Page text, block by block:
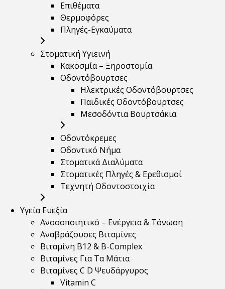
Επιθέματα
Θερμοφόρες
Πληγές-Εγκαύματα
Στοματική Υγιεινή
Κακοσμία – Ξηροστομία
Οδοντόβουρτσες
Ηλεκτρικές Οδοντόβουρτσες
Παιδικές Οδοντόβουρτσες
Μεσοδόντια Βουρτσάκια
Οδοντόκρεμες
Οδοντικό Νήμα
Στοματικά Διαλύματα
Στοματικές Πληγές & Ερεθισμοί
Τεχνητή Οδοντοστοιχία
Υγεία Ευεξία
Ανοσοποιητικό – Ενέργεια & Τόνωση
Αναβράζουσες Βιταμίνες
Βιταμίνη B12 & Β-Complex
Βιταμίνες Για Τα Μάτια
Βιταμίνες C D Ψευδάργυρος
Vitamin C